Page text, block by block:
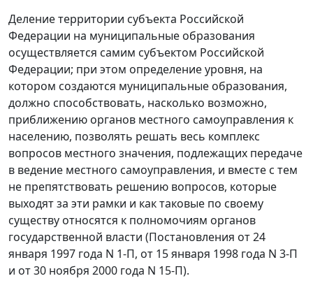
Деление территории субъекта Российской
Федерации на муниципальные образования
осуществляется самим субъектом Российской
Федерации; при этом определение уровня, на
котором создаются муниципальные образования,
должно способствовать, насколько возможно,
приближению органов местного самоуправления к
населению, позволять решать весь комплекс
вопросов местного значения, подлежащих передаче
в ведение местного самоуправления, и вместе с тем
не препятствовать решению вопросов, которые
выходят за эти рамки и как таковые по своему
существу относятся к полномочиям органов
государственной власти (Постановления от 24
января 1997 года N 1-П, от 15 января 1998 года N 3-П
и от 30 ноября 2000 года N 15-П).